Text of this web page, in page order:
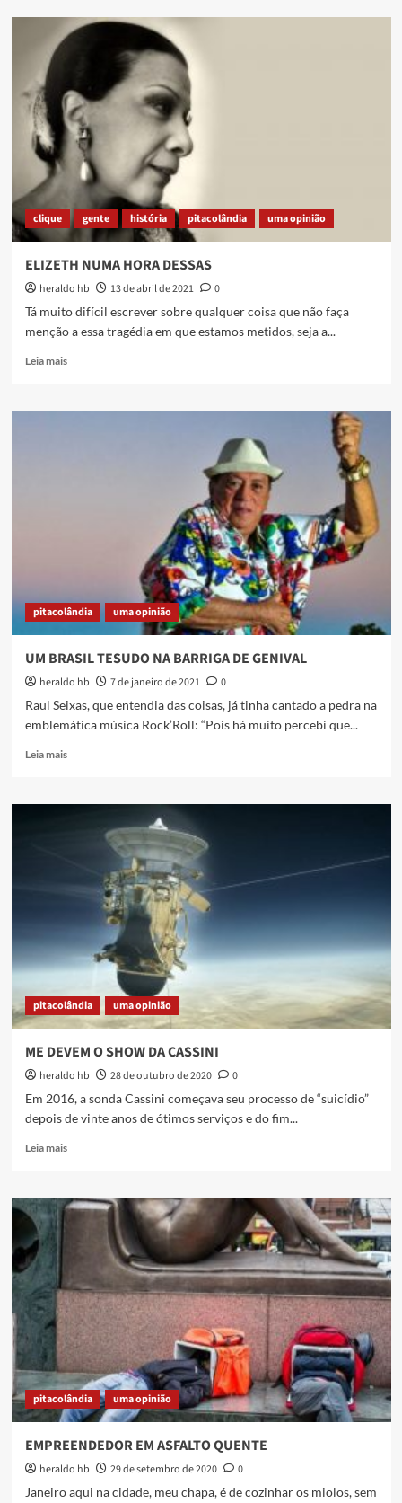
17
DE
INFÂMIA
E
A
LUTA
clique gente história pitacolândia uma opinião
ELIZETH NUMA HORA DESSAS
heraldo hb 13 de abril de 2021
0
Tá muito difícil escrever sobre qualquer coisa que não faça
menção a essa tragédia em que estamos metidos, seja a...
Leia maisRead
ELIZETH
pitacolândia uma opinião
UM BRASIL TESUDO NA BARRIGA DE GENIVAL
heraldo hb 7 de janeiro de 2021
0
Raul Seixas, que entendia das coisas, já tinha cantado a pedra na
emblemática música Rock’Roll: “Pois há muito percebi que...
Leia maisRead
UM
TESUDO
BARRIGA
DE
GENIVAL
pitacolândia uma opinião
ME DEVEM O SHOW DA CASSINI
heraldo hb 28 de outubro de 2020
0
Em 2016, a sonda Cassini começava seu processo de “suicídio”
depois de vinte anos de ótimos serviços e do fim...
Leia maisRead
ME
DEVEM
CASSINI
pitacolândia uma opinião
EMPREENDEDOR EM ASFALTO QUENTE
heraldo hb 29 de setembro de 2020
0
Janeiro aqui na cidade, meu chapa, é de cozinhar os miolos, sem